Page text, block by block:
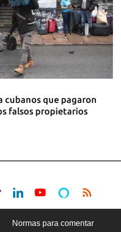
cubanos que pagaron
falsos propietarios
Normas para comentar